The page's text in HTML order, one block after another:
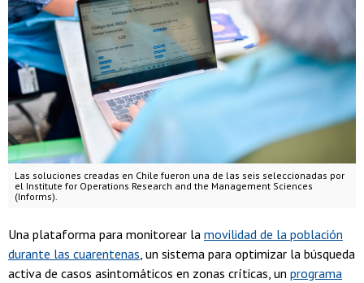
Las soluciones creadas en Chile fueron una de las seis seleccionadas por
el Institute for Operations Research and the Management Sciences
(Informs).
Una plataforma para monitorear la movilidad de la población
durante las cuarentenas , un sistema para optimizar la búsqueda
activa de casos asintomáticos en zonas críticas, un programa